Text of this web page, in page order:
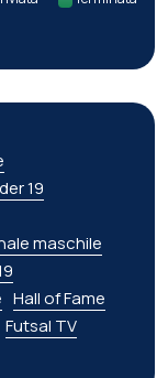
19
maschile
Hall of Fame
Futsal TV